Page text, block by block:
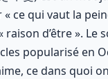
ce qui vaut la
raison d’être ». Le
popularisé en
ce dans quoi